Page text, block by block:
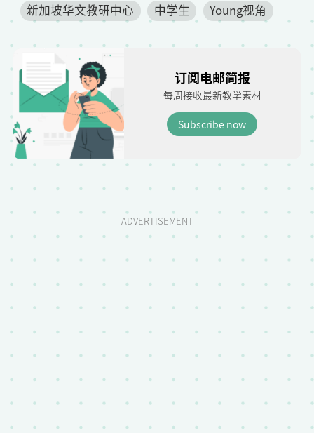
新加坡华文教研中心
中学生 Young视角
订阅电邮简报
每周接收最新教学素材
Subscribe now
ADVERTISEMENT